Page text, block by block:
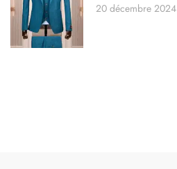
20 décembre 2024